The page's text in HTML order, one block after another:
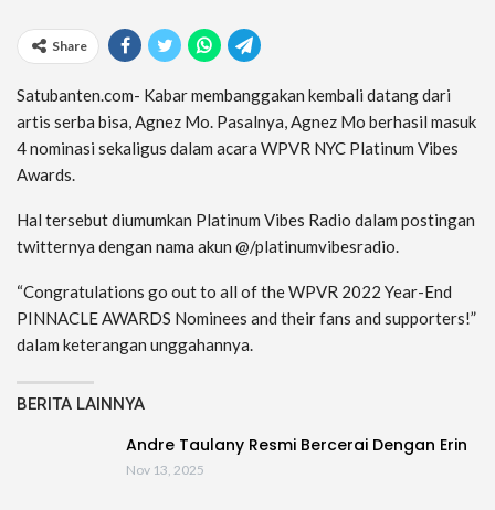
Share
Satubanten.com- Kabar membanggakan kembali datang dari
artis serba bisa, Agnez Mo. Pasalnya, Agnez Mo berhasil masuk
4 nominasi sekaligus dalam acara WPVR NYC Platinum Vibes
Awards.
Hal tersebut diumumkan Platinum Vibes Radio dalam postingan
twitternya dengan nama akun @/platinumvibesradio.
“Congratulations go out to all of the WPVR 2022 Year-End
PINNACLE AWARDS Nominees and their fans and supporters!”
dalam keterangan unggahannya.
BERITA LAINNYA
Andre Taulany Resmi Bercerai Dengan Erin
Nov 13, 2025